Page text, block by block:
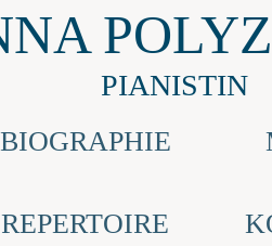
PIANISTIN
BIOGRAPHIE
REPERTOIRE